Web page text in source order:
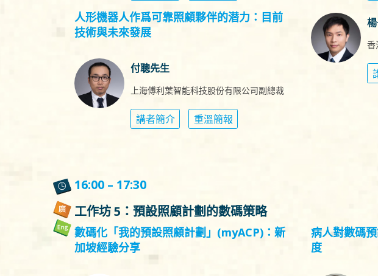
人形機器人作爲可靠照顧夥伴的潜力：目前
技術與未來發展
付聰先生
上海傅利葉智能科技股份有限公司副總裁
講者簡介 重溫簡報
香
16:00 – 17:30
工作坊 5：預設照顧計劃的數碼策略
數碼化「我的預設照顧計劃」(myACP)：新
加坡經驗分享
病人對數碼
度